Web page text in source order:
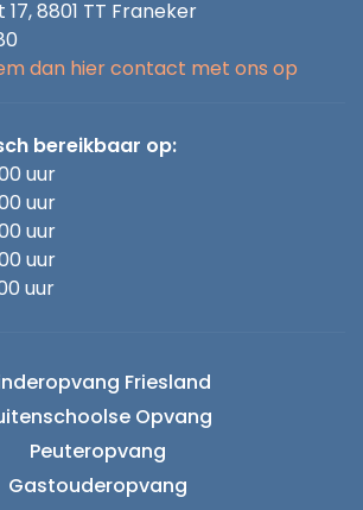
8801 TT Franeker
dan hier contact met ons op
bereikbaar op:
uur
uur
uur
uur
uur
Friesland
Opvang
Peuteropvang
Gastouderopvang